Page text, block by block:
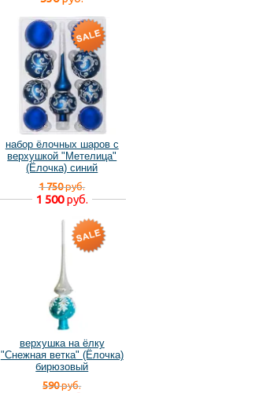
набор ёлочных шаров с
верхушкой "Метелица"
(Ёлочка) синий
1 750руб.
1 500руб.
верхушка на ёлку
"Снежная ветка" (Ёлочка)
бирюзовый
590руб.